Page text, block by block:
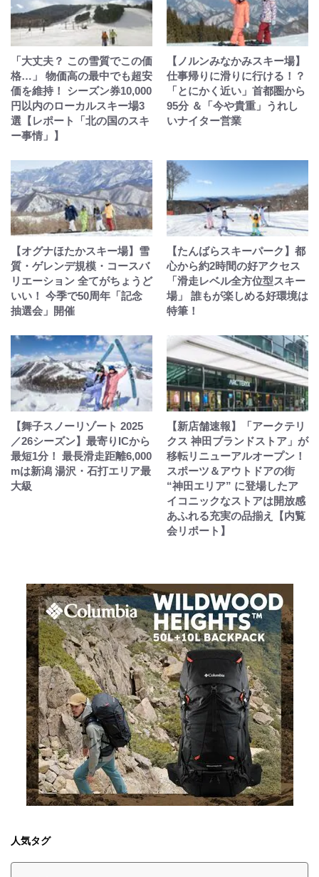
「大丈夫？ この雪質でこの価
格…」 物価高の最中でも超安
価を維持！ シーズン券10,000
円以内のローカルスキー場3
選【レポート「北の国のスキ
ー事情」】
【ノルンみなかみスキー場】
仕事帰りに滑りに行ける！？
「とにかく近い」首都圏から
95分 ＆「今や貴重」うれし
いナイター営業
【オグナほたかスキー場】雪
質・ゲレンデ規模・コースバ
リエーション 全てがちょうど
いい！ 今季で50周年「記念
抽選会」開催
【たんばらスキーパーク】都
心から約2時間の好アクセス
「滑走レベル全方位型スキー
場」 誰もが楽しめる好環境は
特筆！
【舞子スノーリゾート 2025
／26シーズン】最寄りICから
最短1分！ 最長滑走距離6,000
mは新潟 湯沢・石打エリア最
大級
【新店舗速報】「アークテリ
クス 神田ブランドストア」が
移転リニューアルオープン！
スポーツ＆アウトドアの街
“神田エリア” に登場したア
イコニックなストアは開放感
あふれる充実の品揃え【内覧
会リポート】
人気タグ